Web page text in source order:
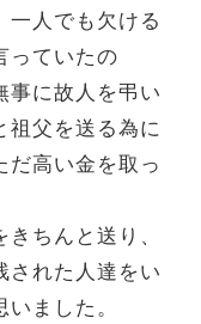
一人でも欠ける
っていたの
事に故人を弔い
祖父を送る為に
だ高い金を取っ
ちんと送り、
された人達をい
ました。